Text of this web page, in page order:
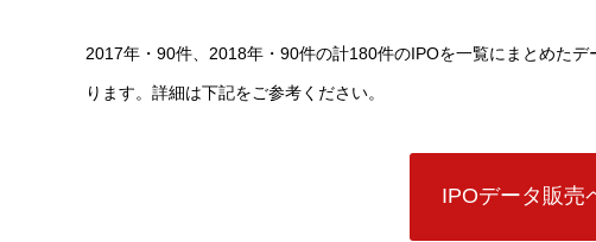
2017年・90件、2018年・90件の計180件のIPOを一覧にまとめた
ります。詳細は下記をご参考ください。
IPOデータ販売